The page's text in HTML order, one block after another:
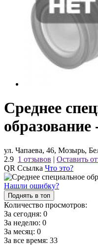
Среднее
ул. Чапаева, 46, Мозырь,
2.9 1 отзывов | Оставить
QR Ссылка Что это?
Нашли ошибку?
Поднять в топ
Количество просмотров:
За сегодня: 0
За неделю: 0
За месяц: 0
За все время: 33